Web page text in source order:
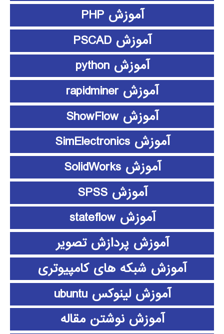
آموزش PHP
آموزش PSCAD
آموزش python
آموزش rapidminer
آموزش ShowFlow
آموزش SimElectronics
آموزش SolidWorks
آموزش SPSS
آموزش stateflow
آموزش پردازش تصویر
آموزش شبکه های کامپیوتری
آموزش لینوکس ubuntu
آموزش نوشتن مقاله